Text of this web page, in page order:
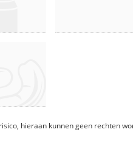
hieraan kunnen geen rechten